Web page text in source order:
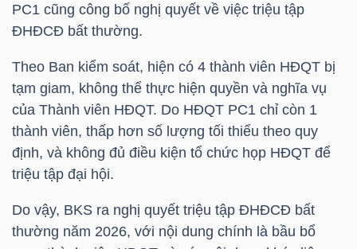
PC1 cũng công bố nghị quyết về việc triệu tập
ĐHĐCĐ bất thường.
Theo Ban kiểm soát, hiện có 4 thành viên HĐQT bị
tạm giam, không thể thực hiện quyền và nghĩa vụ
của Thành viên HĐQT. Do HĐQT PC1 chỉ còn 1
thành viên, thấp hơn số lượng tối thiểu theo quy
định, và không đủ điều kiện tổ chức họp HĐQT để
triệu tập đại hội.
Do vậy, BKS ra nghị quyết triệu tập ĐHĐCĐ bất
thường năm 2026, với nội dung chính là bầu bổ
NĂNG
LƯỢNG
NGUYÊN
VẬT
LIỆU